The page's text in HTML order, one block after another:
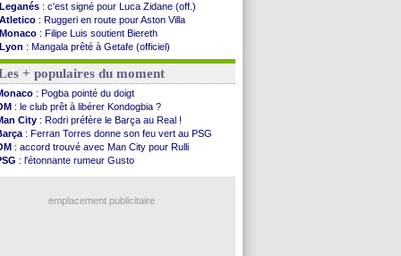
Leganés : c'est signé pour Luca Zidane (off.)
Atletico : Ruggeri en route pour Aston Villa
Monaco : Filipe Luis soutient Biereth
Lyon : Mangala prêté à Getafe (officiel)
PSG: Nsoki va signer en Croatie
Arsenal: Naples vise Gabriel Jesus
Real: Mastantuono prêté à la Fiorentina (off.)
Man City : accord avec le Barça pour Rodri ?
Rennes: Haise a prolongé (officiel)
Palace: Tomiyasu a convaincu (officiel)
OM: B. Genesio - "ce n'est pas idéal"
TFC: Sion Oppong signe pour 4 ans (officiel)
PSG : Liverpool va proposer 115 M€ pour ...
: Filipe Luis veut remplacer Akliouche
+ populaires du moment
: Pogba pointé du doigt
: le club prêt à libérer Kondogbia ?
City : Rodri préfère le Barça au Real !
: Ferran Torres donne son feu vert au PSG
: accord trouvé avec Man City pour Rulli
: l'étonnante rumeur Gusto
emplacement publicitaire